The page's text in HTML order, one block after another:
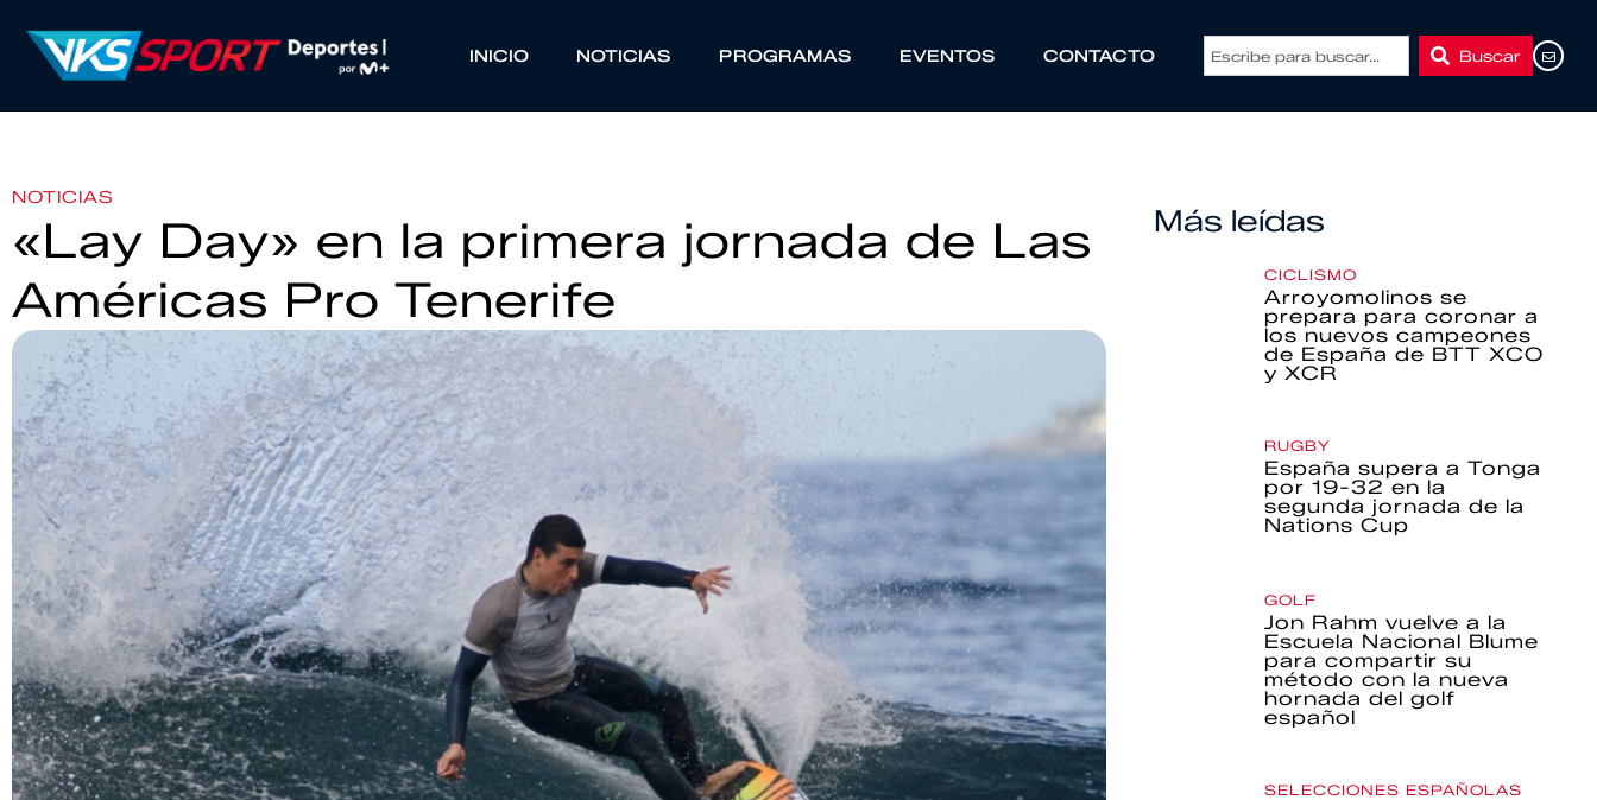
INICIO NOTICIAS PROGRAMAS EVENTOS CONTACTO Buscar
NOTICIAS
«Lay Day» en la primera jornada de Las
Américas Pro Tenerife
Más leídas
CICLISMO
Arroyomolinos se
prepara para coronar a
los nuevos campeones
de España de BTT XCO
y XCR
RUGBY
España supera a Tonga
por 19-32 en la
segunda jornada de la
Nations Cup
GOLF
Jon Rahm vuelve a la
Escuela Nacional Blume
para compartir su
método con la nueva
hornada del golf
español
SELECCIONES ESPAÑOLAS